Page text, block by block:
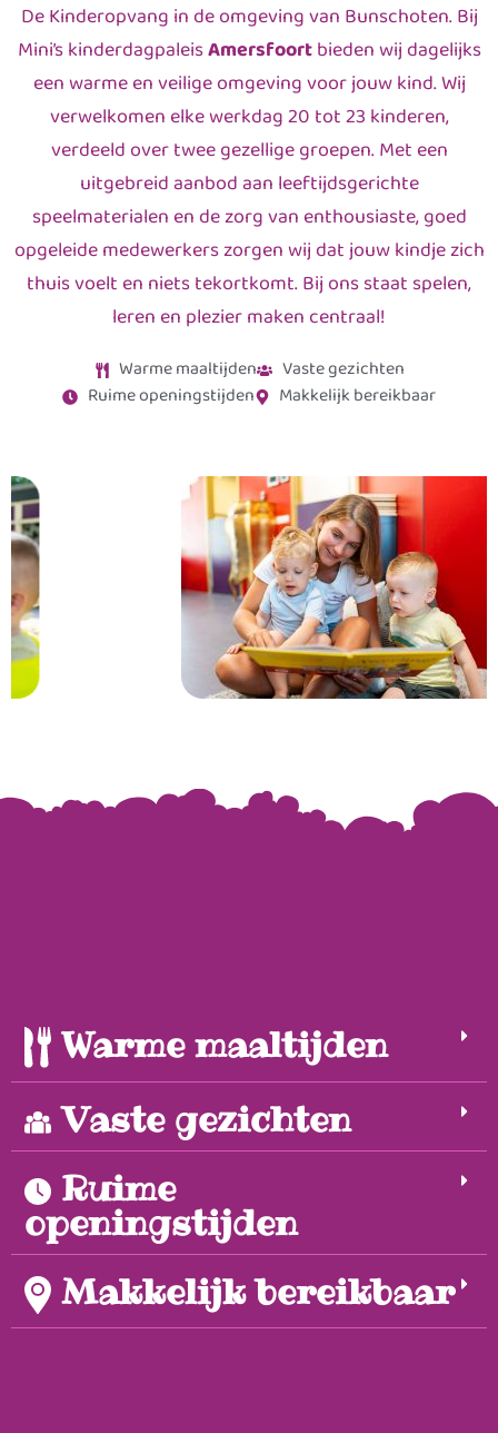
De Kinderopvang in de omgeving van Bunschoten. Bij
Mini’s kinderdagpaleisAmersfoortbieden wij dagelijks
een warme en veilige omgeving voor jouw kind. Wij
verwelkomen elke werkdag 20 tot 23 kinderen,
verdeeld over twee gezellige groepen. Met een
uitgebreid aanbod aan leeftijdsgerichte
speelmaterialen en de zorg van enthousiaste, goed
opgeleide medewerkers zorgen wij dat jouw kindje zich
thuis voelt en niets tekortkomt. Bij ons staat spelen,
leren en plezier maken centraal!
Warme maaltijden
Vaste gezichten
Ruime openingstijden
Makkelijk bereikbaar
Warme maaltijden
Vaste gezichten
Ruime
openingstijden
Makkelijk bereikbaar